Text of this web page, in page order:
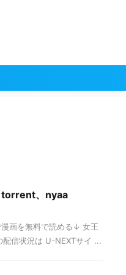
torrent、nyaa
画を無料で読める↓ 女王
信状況は U-NEXTサイ ...